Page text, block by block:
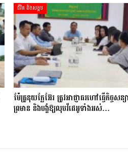
ជីវិត និងសង្គម
ម៉ែគ្រូនុយក្លែអ៊ែរ ត្រូវអាជ្ញាធរហៅធ្វើកិច្ចសន្យា
ព្រមាន និងបង្ខំឱ្យលុបវីដេអូទាំងអស់…